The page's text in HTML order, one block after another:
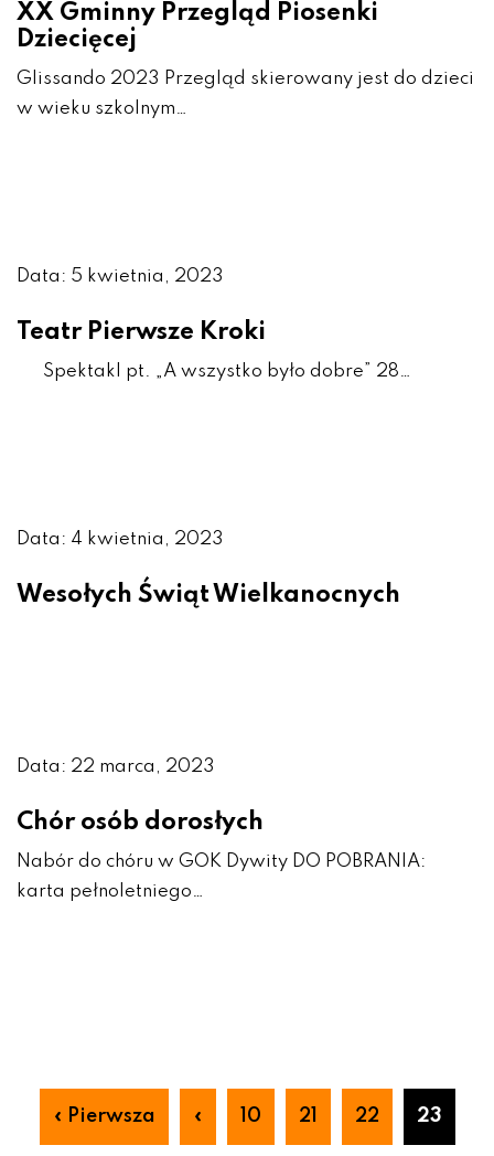
XX Gminny Przegląd Piosenki
Dziecięcej
Glissando 2023 Przegląd skierowany jest do dzieci
w wieku szkolnym…
Data: 5 kwietnia, 2023
Teatr Pierwsze Kroki
Spektakl pt. „A wszystko było dobre” 28…
Data: 4 kwietnia, 2023
Wesołych Świąt Wielkanocnych
Data: 22 marca, 2023
Chór osób dorosłych
Nabór do chóru w GOK Dywity DO POBRANIA:
karta pełnoletniego…
« Pierwsza « 10 21 22 23